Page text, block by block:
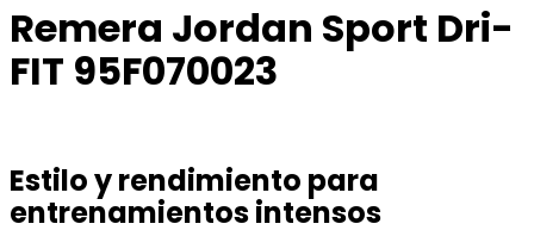
Remera Jordan Sport Dri-
FIT 95F070023
Estilo y rendimiento para
entrenamientos intensos